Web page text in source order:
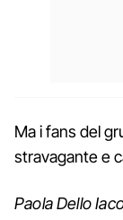
Ma i fans del
stravagante e
Paola Dello